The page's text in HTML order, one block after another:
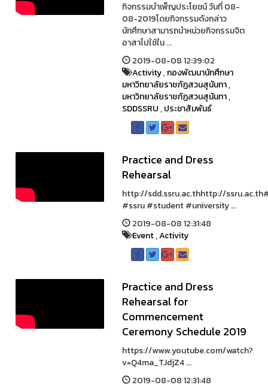
กิจกรรมบำเพ็ญประโยชน์ วันที่ 08-
08-2019โดยกิจกรรมดังกล่าว
นักศึกษาสามารถนำหน่วยกิจกรรมจิต
อาสาไปใช้ใน ...
2019-08-08 12:39:02
Activity,กองพัฒนานักศึกษา
มหาวิทยาลัยราชภัฏสวนสุนันทา,
มหาวิทยาลัยราชภัฏสวนสุนันทา,
SDDSSRU,ประชาสัมพันธ์
Practice and Dress
Rehearsal
http://sdd.ssru.ac.thhttp://
#ssru #student #university ...
2019-08-08 12:31:48
Event,Activity
Practice and Dress
Rehearsal for
Commencement
Ceremony Schedule 2019
https://www.youtube.com/watch?
v=Q4ma_TJdjZ4 ...
2019-08-08 12:31:48